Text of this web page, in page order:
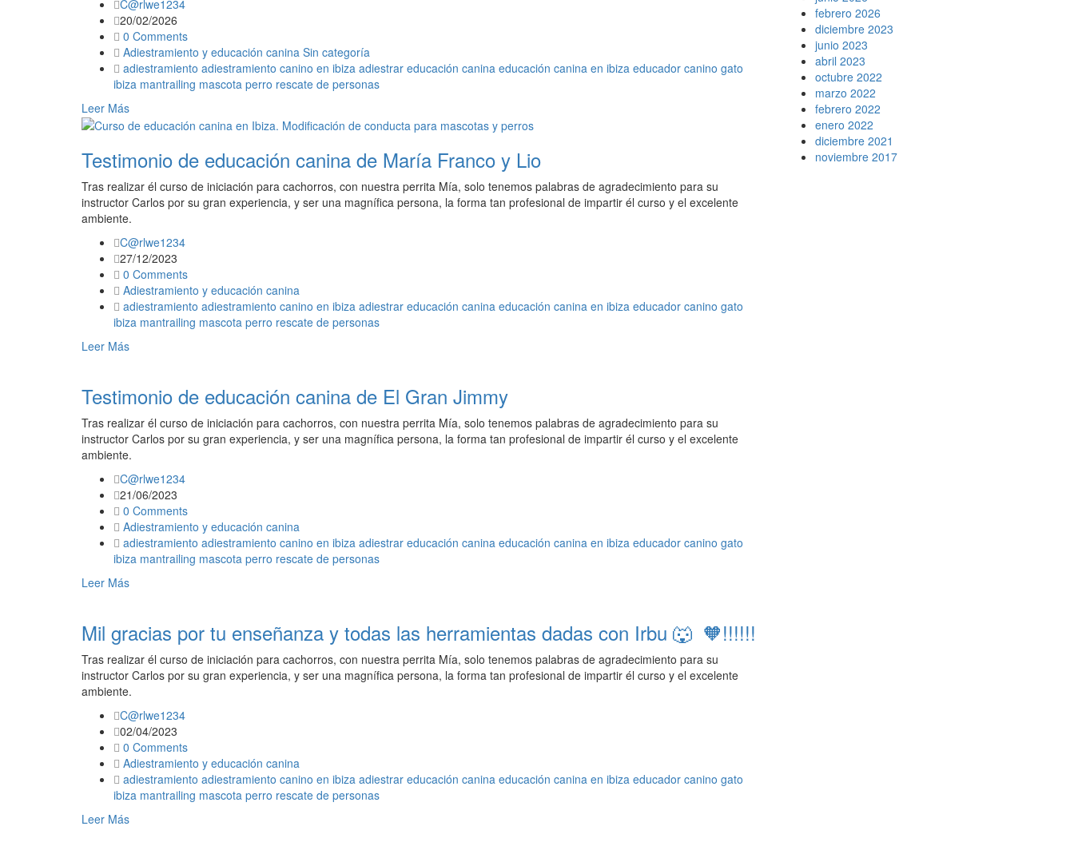
C@rlwe1234
20/02/2026
0 Comments
Adiestramiento y educación canina Sin categoría
adiestramiento adiestramiento canino en ibiza adiestrar educación canina educación canina en ibiza educador canino gato
ibiza mantrailing mascota perro rescate de personas
Leer Más
Testimonio de educación canina de María Franco y Lio
Tras realizar él curso de iniciación para cachorros, con nuestra perrita Mía, solo tenemos palabras de agradecimiento para su
instructor Carlos por su gran experiencia, y ser una magnífica persona, la forma tan profesional de impartir él curso y el excelente
ambiente.
C@rlwe1234
27/12/2023
0 Comments
Adiestramiento y educación canina
adiestramiento adiestramiento canino en ibiza adiestrar educación canina educación canina en ibiza educador canino gato
ibiza mantrailing mascota perro rescate de personas
Leer Más
Testimonio de educación canina de El Gran Jimmy
Tras realizar él curso de iniciación para cachorros, con nuestra perrita Mía, solo tenemos palabras de agradecimiento para su
instructor Carlos por su gran experiencia, y ser una magnífica persona, la forma tan profesional de impartir él curso y el excelente
ambiente.
C@rlwe1234
21/06/2023
0 Comments
Adiestramiento y educación canina
adiestramiento adiestramiento canino en ibiza adiestrar educación canina educación canina en ibiza educador canino gato
ibiza mantrailing mascota perro rescate de personas
Leer Más
Mil gracias por tu enseñanza y todas las herramientas dadas con Irbu 🐺 🧡!!!!!!
Tras realizar él curso de iniciación para cachorros, con nuestra perrita Mía, solo tenemos palabras de agradecimiento para su
instructor Carlos por su gran experiencia, y ser una magnífica persona, la forma tan profesional de impartir él curso y el excelente
ambiente.
C@rlwe1234
02/04/2023
0 Comments
Adiestramiento y educación canina
adiestramiento adiestramiento canino en ibiza adiestrar educación canina educación canina en ibiza educador canino gato
ibiza mantrailing mascota perro rescate de personas
Leer Más
febrero 2026
diciembre 2023
junio 2023
abril 2023
octubre 2022
marzo 2022
febrero 2022
enero 2022
diciembre 2021
noviembre 2017